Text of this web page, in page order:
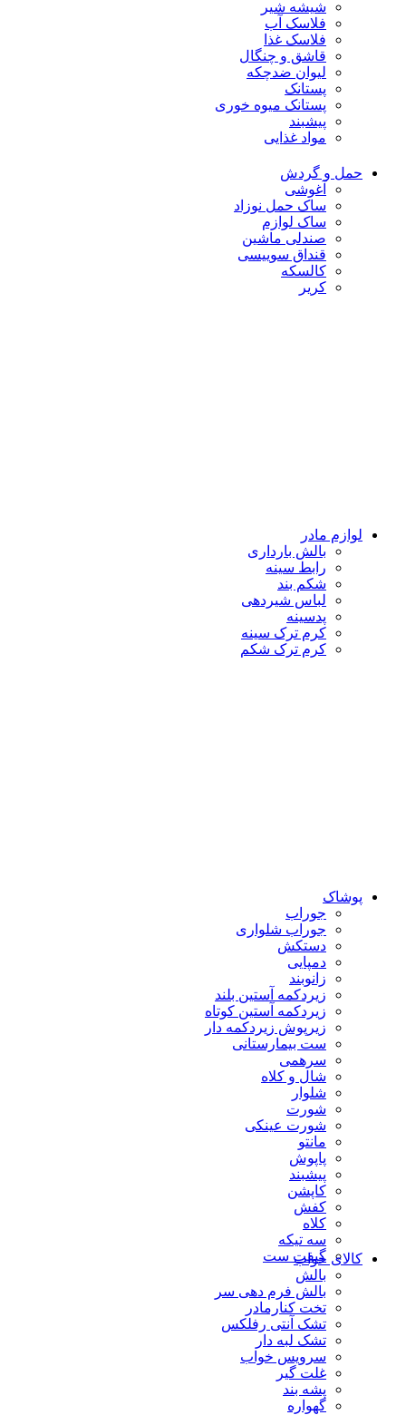
شیشه شیر
فلاسک آب
فلاسک غذا
قاشق و چنگال
لیوان ضدچکه
پستانک
پستانک میوه خوری
پیشبند
مواد غذایی
حمل و گردش
آغوشی
ساک حمل نوزاد
ساک لوازم
صندلی ماشین
قنداق سوییسی
کالسکه
کریر
لوازم مادر
بالش بارداری
رابط سینه
شکم بند
لباس شیردهی
پدسینه
کرم ترک سینه
کرم ترک شکم
پوشاک
جوراب
جوراب شلواری
دستکش
دمپایی
زانوبند
زیردکمه آستین بلند
زیردکمه آستین کوتاه
زیرپوش زیردکمه دار
ست بیمارستانی
سرهمی
شال و کلاه
شلوار
شورت
شورت عینکی
مانتو
پاپوش
پیشبند
کاپشن
کفش
کلاه
سه تیکه
گیفت ستکالای خواب
بالش
بالش فرم دهی سر
تخت کنارمادر
تشک آنتی رفلکس
تشک لبه دار
سرویس خواب
غلت گیر
پشه بند
گهواره